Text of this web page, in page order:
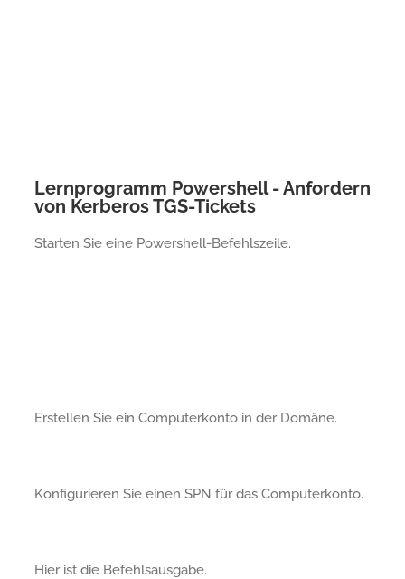
Lernprogramm Powershell - Anfordern
von Kerberos TGS-Tickets
Starten Sie eine Powershell-Befehlszeile.
Erstellen Sie ein Computerkonto in der Domäne.
Konfigurieren Sie einen SPN für das Computerkonto.
Hier ist die Befehlsausgabe.